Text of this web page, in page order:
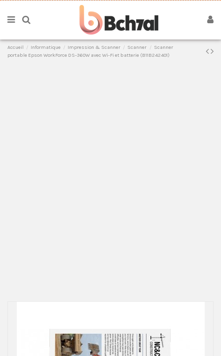
Accueil Informatique Impression & Scanner Scanner
Scanner
portable Epson WorkForce DS-360W avec Wi-Fi et batterie (B11B242401)